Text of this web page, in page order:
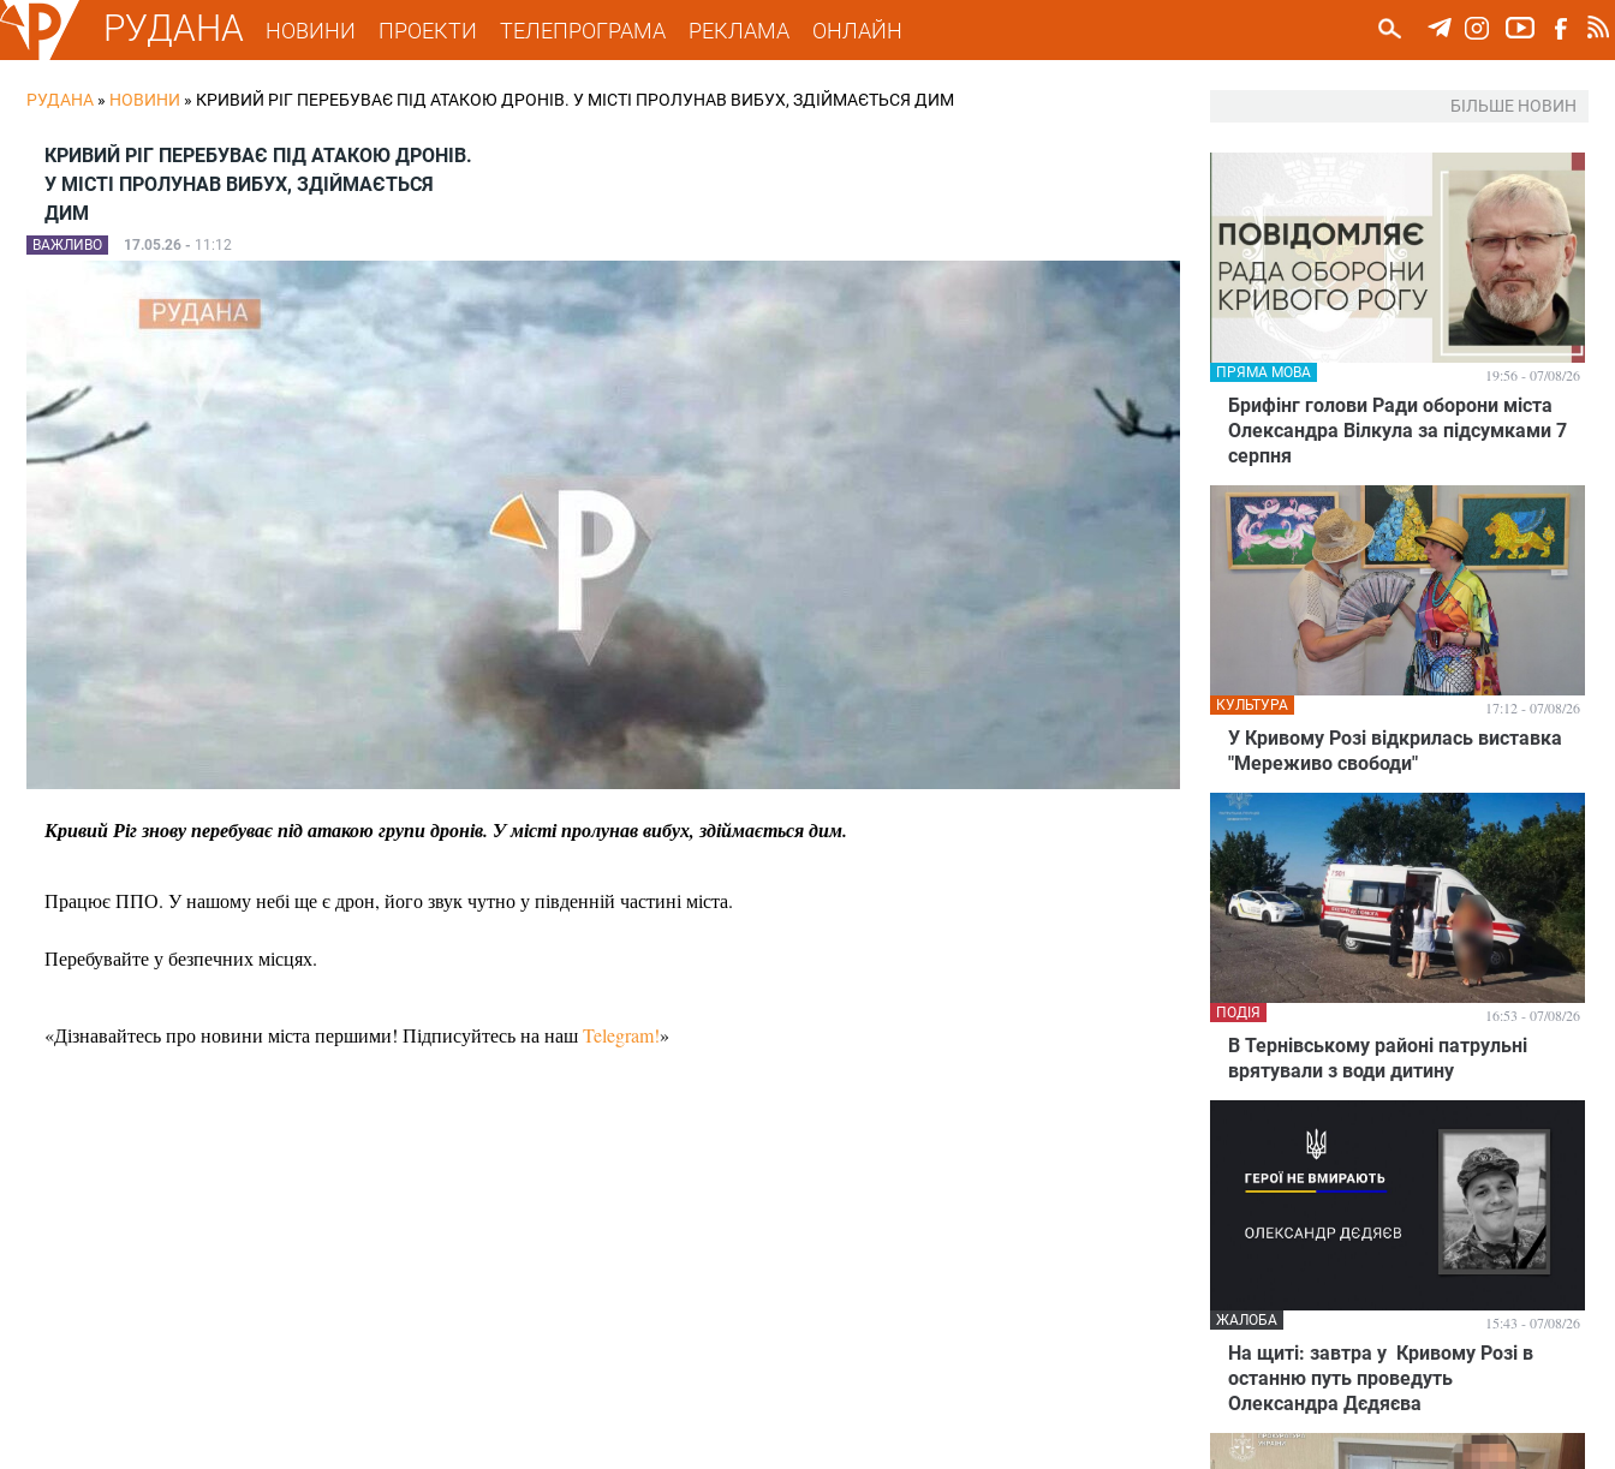
РУДАНА НОВИНИ ПРОЕКТИ ТЕЛЕПРОГРАМА РЕКЛАМА ОНЛАЙН
РУДАНА » НОВИНИ » КРИВИЙ РІГ ПЕРЕБУВАЄ ПІД АТАКОЮ ДРОНІВ. У МІСТІ ПРОЛУНАВ ВИБУХ, ЗДІЙМАЄТЬСЯ ДИМ
КРИВИЙ РІГ ПЕРЕБУВАЄ ПІД АТАКОЮ ДРОНІВ.
У МІСТІ ПРОЛУНАВ ВИБУХ, ЗДІЙМАЄТЬСЯ
ДИМ
ВАЖЛИВО 17.05.26 - 11:12
Кривий Ріг знову перебуває під атакою групи дронів. У місті пролунав вибух, здіймається дим.
Працює ППО. У нашому небі ще є дрон, його звук чутно у південній частині міста.
Перебувайте у безпечних місцях.
«Дізнавайтесь про новини міста першими! Підписуйтесь на нашTelegram!»
БІЛЬШЕ НОВИН
Брифінг голови Ради оборони міста
Олександра Вілкула за підсумками 7
серпня
ПРЯМА МОВА 19:56 - 07/08/26
У Кривому Розі відкрилась виставка
"Мереживо свободи"
КУЛЬТУРА 17:12 - 07/08/26
В Тернівському районі патрульні
врятували з води дитину
ПОДІЯ 16:53 - 07/08/26
На щиті: завтра у Кривому Розі в
останню путь проведуть
Олександра Дєдяєва
ЖАЛОБА 15:43 - 07/08/26